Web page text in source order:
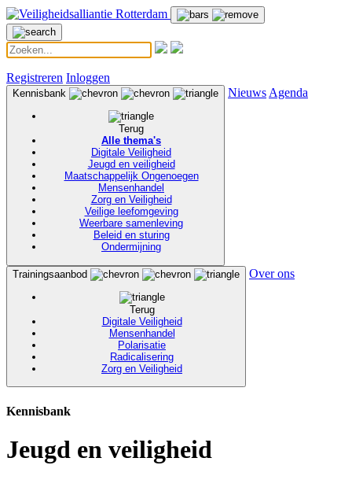
Registreren Inloggen
Kennisbank
Terug
Alle thema's
Digitale Veiligheid
Jeugd en veiligheid
Maatschappelijk Ongenoegen
Mensenhandel
Zorg en Veiligheid
Veilige leefomgeving
Weerbare samenleving
Beleid en sturing
Ondermijning
Nieuws Agenda
Trainingsaanbod
Terug
Digitale Veiligheid
Mensenhandel
Polarisatie
Radicalisering
Zorg en Veiligheid
Over ons
Kennisbank
Jeugd en veiligheid